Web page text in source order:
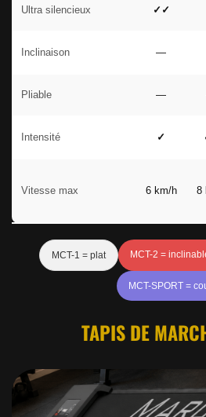
Ultra silencieux ✓✓
Inclinaison —
Pliable —
Intensité ✓
Vitesse max 6 km/h 8
MCT-1 = plat MCT-2 =
MCT-SPORT =
TAPIS DE